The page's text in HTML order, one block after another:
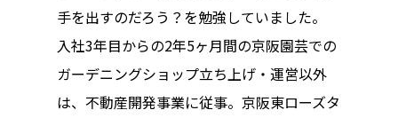
手を出すのだろう？を勉強していました。
入社3年目からの2年5ヶ月間の京阪園芸での
ガーデニングショップ立ち上げ・運営以外
は、不動産開発事業に従事。京阪東ローズタ